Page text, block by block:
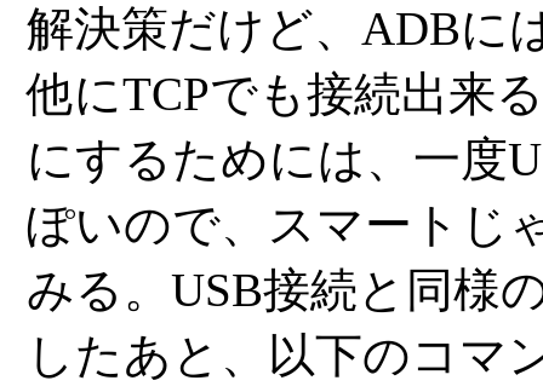
解決策だけど、ADBに
他にTCPでも接続出来
にするためには、一度
ぽいので、スマートじ
みる。USB接続と同様
したあと、以下のコマ